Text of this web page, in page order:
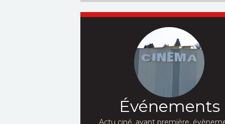
Événements
Actu ciné, avant première,